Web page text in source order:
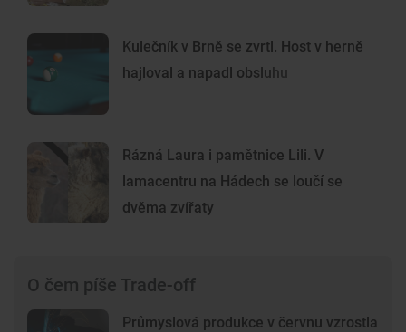
Kulečník v Brně se zvrtl. Host v herně
hajloval a napadl obsluhu
Rázná Laura i pamětnice Lili. V
lamacentru na Hádech se loučí se
dvěma zvířaty
O čem píše Trade-off
Průmyslová produkce v červnu vzrostla